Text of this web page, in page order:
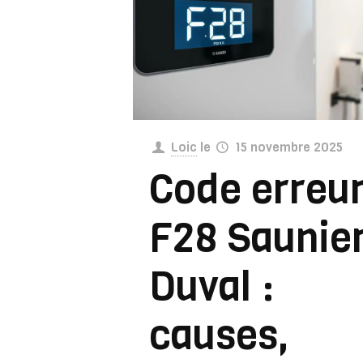
Loic le 15 novembre 2025
Code
F28
Duval :
causes,